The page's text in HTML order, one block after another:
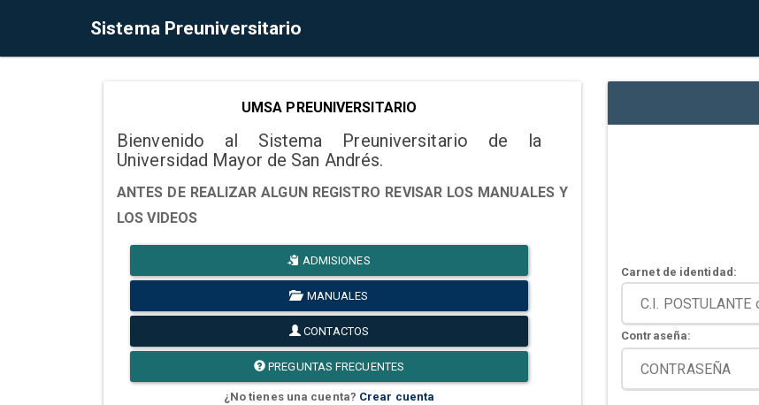
Sistema Preuniversitario
UMSA PREUNIVERSITARIO
Bienvenido al Sistema Preuniversitario de la
Universidad Mayor de San Andrés.
ANTES DE REALIZAR ALGUN REGISTRO REVISAR LOS MANUALES Y
LOS VIDEOS
ADMISIONES
MANUALES
CONTACTOS
PREGUNTAS FRECUENTES
¿No tienes una cuenta? Crear cuenta
Carnet de identidad:
Contraseña: